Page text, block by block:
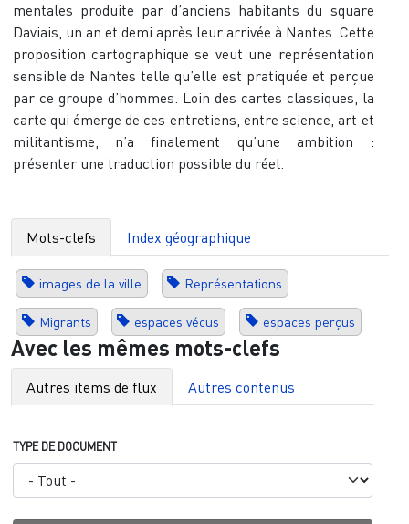
mentales produite par d’anciens habitants du square
Daviais, un an et demi après leur arrivée à Nantes. Cette
proposition cartographique se veut une représentation
sensible de Nantes telle qu’elle est pratiquée et perçue
par ce groupe d’hommes. Loin des cartes classiques, la
carte qui émerge de ces entretiens, entre science, art et
militantisme, n’a finalement qu’une ambition :
présenter une traduction possible du réel.
Mots-clefs Index géographique
images de la ville Représentations
Migrants espaces vécus espaces perçus
Avec les mêmes mots-clefs
Autres items de flux Autres contenus
TYPE DE DOCUMENT